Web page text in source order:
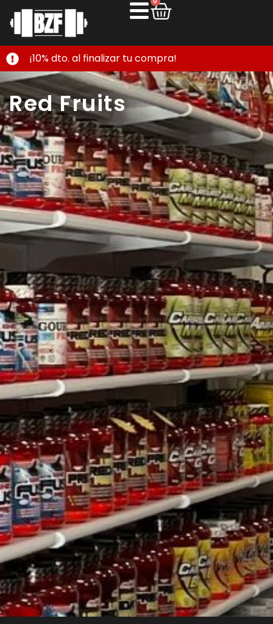
¡10% dto. al finalizar tu compra!
Red Fruits